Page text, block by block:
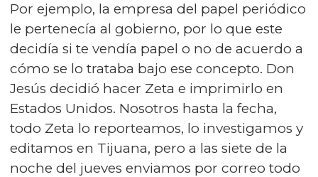
Por ejemplo, la empresa del papel periódico
le pertenecía al gobierno, por lo que este
decidía si te vendía papel o no de acuerdo a
cómo se lo trataba bajo ese concepto. Don
Jesús decidió hacer Zeta e imprimirlo en
Estados Unidos. Nosotros hasta la fecha,
todo Zeta lo reporteamos, lo investigamos y
editamos en Tijuana, pero a las siete de la
noche del jueves enviamos por correo todo